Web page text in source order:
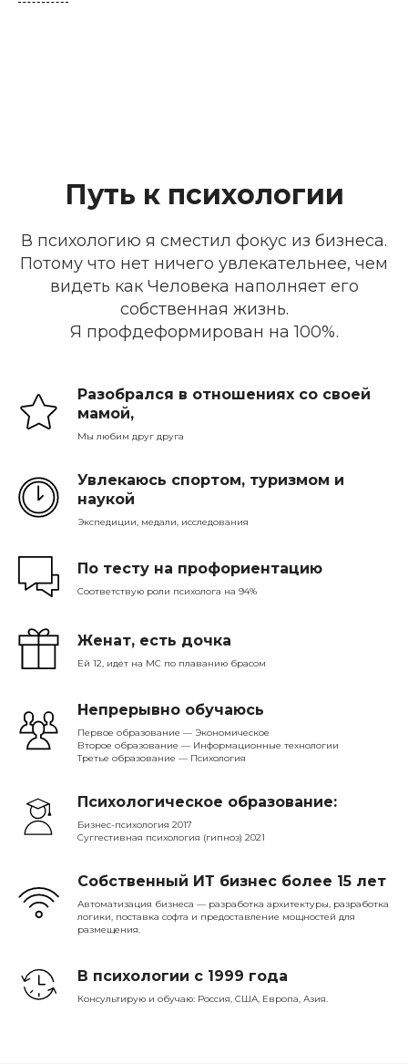
Путь к психологии
В психологию я сместил фокус из бизнеса.
Потому что нет ничего увлекательнее, чем
видеть как Человека наполняет его
собственная жизнь.
Я профдеформирован на 100%.
Разобрался в отношениях со своей
мамой,
Мы любим друг друга
Увлекаюсь спортом, туризмом и
наукой
Экспедиции, медали, исследования
По тесту на профориентацию
Соответствую роли психолога на 94%
Женат, есть дочка
Ей 12, идет на МС по плаванию брасом
Непрерывно обучаюсь
Первое образование — Экономическое
Второе образование — Информационные технологии
Третье образование — Психология
Психологическое образование:
Бизнес-психология 2017
Суггестивная психология (гипноз) 2021
Собственный ИТ бизнес более 15 лет
Автоматизация бизнеса — разработка архитектуры, разработка
логики, поставка софта и предоставление мощностей для
размещения.
В психологии с 1999 года
Консультирую и обучаю: Россия, США, Европа, Азия.